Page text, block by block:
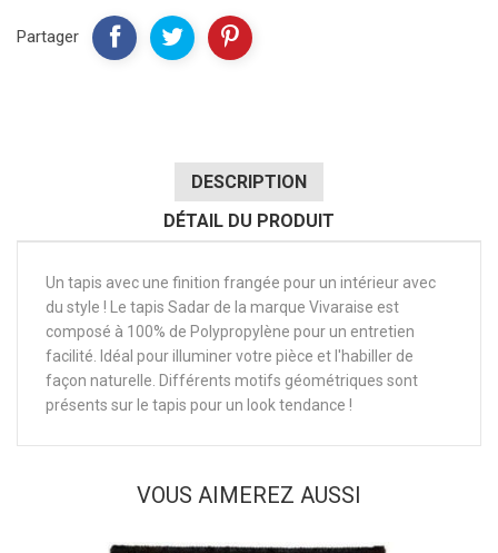
Partager
DESCRIPTION
DÉTAIL DU PRODUIT
Un tapis avec une finition frangée pour un intérieur avec
du style ! Le tapis Sadar de la marque Vivaraise est
composé à 100% de Polypropylène pour un entretien
facilité. Idéal pour illuminer votre pièce et l'habiller de
façon naturelle. Différents motifs géométriques sont
présents sur le tapis pour un look tendance !
VOUS AIMEREZ AUSSI